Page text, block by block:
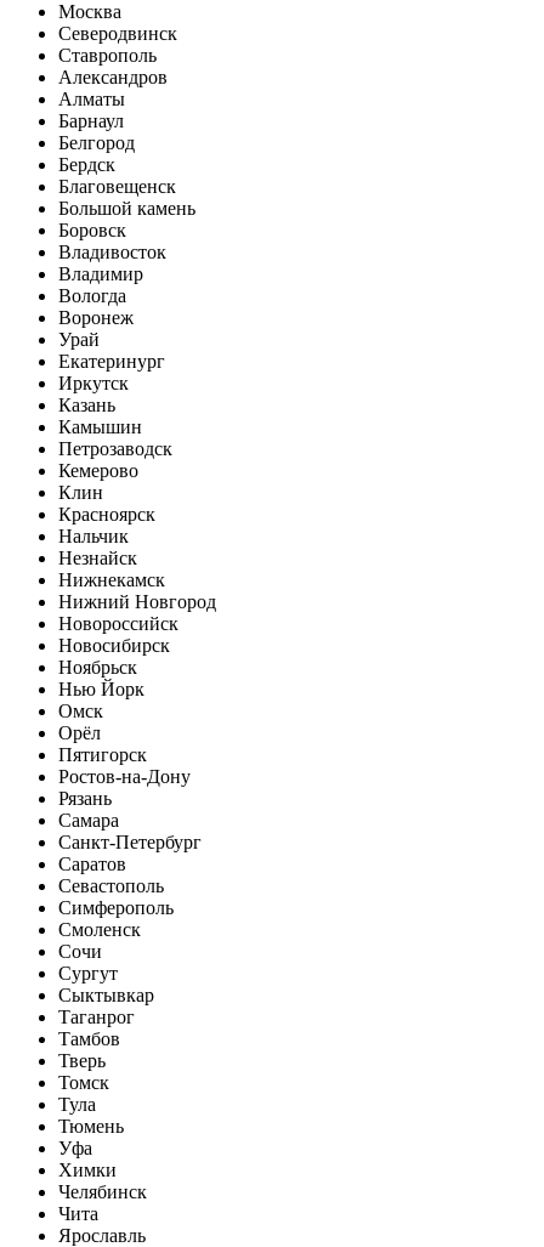
Москва
Cеверодвинск
Cтаврополь
Александров
Алматы
Барнаул
Белгород
Бердск
Благовещенск
Большой камень
Боровск
Владивосток
Владимир
Вологда
Воронеж
Урай
Екатеринург
Иркутск
Казань
Камышин
Петрозаводск
Кемерово
Клин
Красноярск
Нальчик
Незнайск
Нижнекамск
Нижний Новгород
Новороссийск
Новосибирск
Ноябрьск
Нью Йорк
Омск
Орёл
Пятигорск
Ростов-на-Дону
Рязань
Самара
Санкт-Петербург
Саратов
Севастополь
Симферополь
Смоленск
Сочи
Сургут
Сыктывкар
Таганрог
Тамбов
Тверь
Томск
Тула
Тюмень
Уфа
Химки
Челябинск
Чита
Ярославль